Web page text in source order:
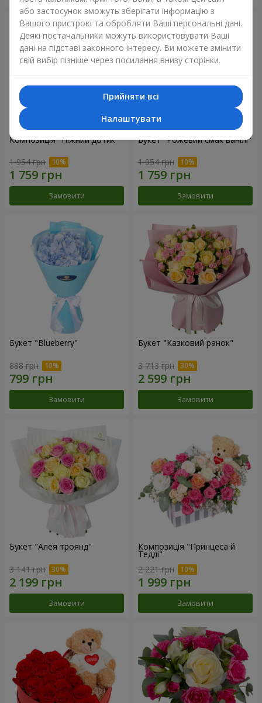
Композиція "Ніжний дотик"
1 954 грн
Замовити
Букет "Рожевий смак ванілі"
1 954 грн
Замовити
Букет "Blueberry"
888 грн
Замовити
Букет "Казковий ранок"
3 713 грн
Замовити
Букет "Алея троянд"
3 141 грн
Замовити
Композиція "Принцеса й
Тедді"
2 221 грн
Замовити
або застосунок зможуть зберігати інформацію з
Вашого пристрою та обробляти Ваші персональні дані.
Деякі постачальники можуть використовувати Ваші
дані на підставі законного інтересу. Ви можете змінити
свій вибір пізніше через посилання внизу сторінки.
Прийняти всі
Налаштувати